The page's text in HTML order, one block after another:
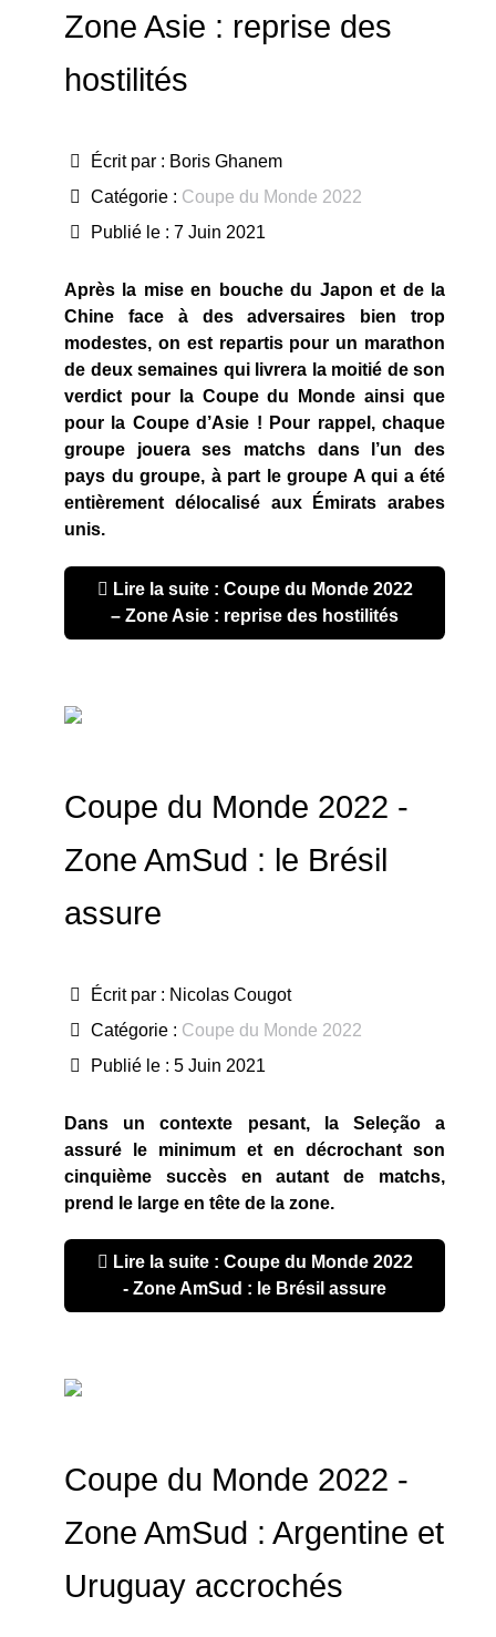
Zone Asie : reprise des
hostilités
Écrit par : Boris Ghanem
Catégorie : Coupe du Monde 2022
Publié le : 7 Juin 2021
Après la mise en bouche du Japon et de la
Chine face à des adversaires bien trop
modestes, on est repartis pour un marathon
de deux semaines qui livrera la moitié de son
verdict pour la Coupe du Monde ainsi que
pour la Coupe d’Asie ! Pour rappel, chaque
groupe jouera ses matchs dans l ’un des
pays du groupe, à part le groupe A qui a été
entièrement délocalisé aux Émirats arabes
unis.
Lire la suite : Coupe du Monde 2022
– Zone Asie : reprise des hostilités
Coupe du Monde 2022 -
Zone AmSud : le Brésil
assure
Écrit par : Nicolas Cougot
Catégorie : Coupe du Monde 2022
Publié le : 5 Juin 2021
Dans un contexte pesant, la Seleção a
assuré le minimum et en décrochant son
cinquième succès en autant de matchs,
prend le large en tête de la zone.
Lire la suite : Coupe du Monde 2022
- Zone AmSud : le Brésil assure
Coupe du Monde 2022 -
Zone AmSud : Argentine et
Uruguay accrochés